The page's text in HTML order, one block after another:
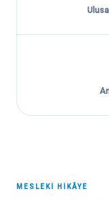
MESLEKİ HİKÂYE